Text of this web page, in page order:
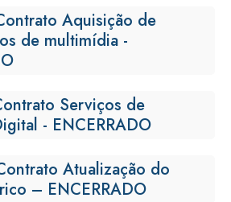
Aquisição de
de multimídia -
Serviços de
- ENCERRADO
Atualização do
– ENCERRADO